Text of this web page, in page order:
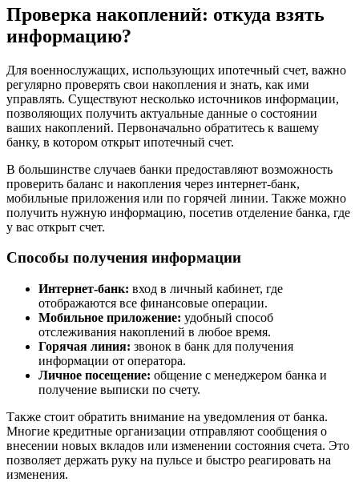
Проверка накоплений: откуда взять
информацию?
Для военнослужащих, использующих ипотечный счет, важно
регулярно проверять свои накопления и знать, как ими
управлять. Существуют несколько источников информации,
позволяющих получить актуальные данные о состоянии
ваших накоплений. Первоначально обратитесь к вашему
банку, в котором открыт ипотечный счет.
В большинстве случаев банки предоставляют возможность
проверить баланс и накопления через интернет-банк,
мобильные приложения или по горячей линии. Также можно
получить нужную информацию, посетив отделение банка, где
у вас открыт счет.
Способы получения информации
Интернет-банк: вход в личный кабинет, где
отображаются все финансовые операции.
Мобильное приложение: удобный способ
отслеживания накоплений в любое время.
Горячая линия: звонок в банк для получения
информации от оператора.
Личное посещение: общение с менеджером банка и
получение выписки по счету.
Также стоит обратить внимание на уведомления от банка.
Многие кредитные организации отправляют сообщения о
внесении новых вкладов или изменении состояния счета. Это
позволяет держать руку на пульсе и быстро реагировать на
изменения.